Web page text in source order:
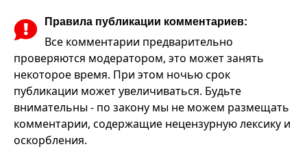
Правила публикации комментариев:
Все комментарии предварительно
проверяются модератором, это может занять
некоторое время. При этом ночью срок
публикации может увеличиваться. Будьте
внимательны - по закону мы не можем размещать
комментарии, содержащие нецензурную лексику и
оскорбления.